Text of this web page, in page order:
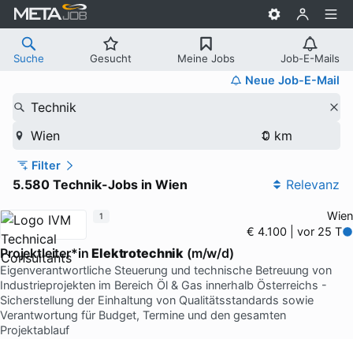
Suche Gesucht Meine Jobs Job-E-Mails
Neue Job-E-Mail
Technik
Wien
Filter
5.580 Technik-Jobs in Wien Relevanz
Wien
€ 4.100 | vor 25 T
Projektleiter*inElektrotechnik (m/w/d)
Eigenverantwortliche Steuerung und technische Betreuung von
Industrieprojekten im Bereich Öl & Gas innerhalb Österreichs -
Sicherstellung der Einhaltung von Qualitätsstandards sowie
Verantwortung für Budget, Termine und den gesamten
Projektablauf
1